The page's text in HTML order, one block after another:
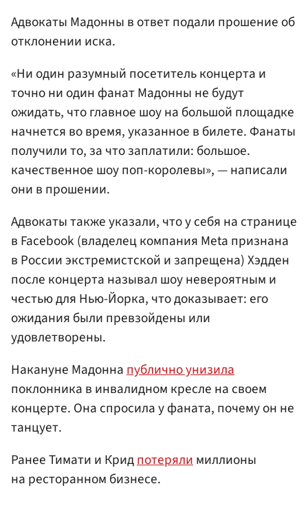
Адвокаты Мадонны в ответ подали прошение об
отклонении иска.
«Ни один разумный посетитель концерта и
точно ни один фанат Мадонны не будут
ожидать, что главное шоу на большой площадке
начнется во время, указанное в билете. Фанаты
получили то, за что заплатили: большое.
качественное шоу поп-королевы», — написали
они в прошении.
Адвокаты также указали, что у себя на странице
в Facebook (владелец компания Meta признана
в России экстремистской и запрещена) Хэдден
после концерта называл шоу невероятным и
честью для Нью-Йорка, что доказывает: его
ожидания были превзойдены или
удовлетворены.
Накануне Мадоннапублично унизила
поклонника в инвалидном кресле на своем
концерте. Она спросила у фаната, почему он не
танцует.
Ранее Тимати и Кридпотерялимиллионы
на ресторанном бизнесе.